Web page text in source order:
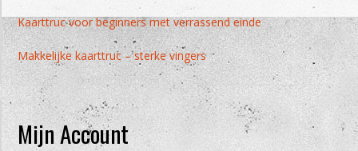
Kaarttruc voor beginners met verrassend einde
Makkelijke kaarttruc – sterke vingers
Mijn Account